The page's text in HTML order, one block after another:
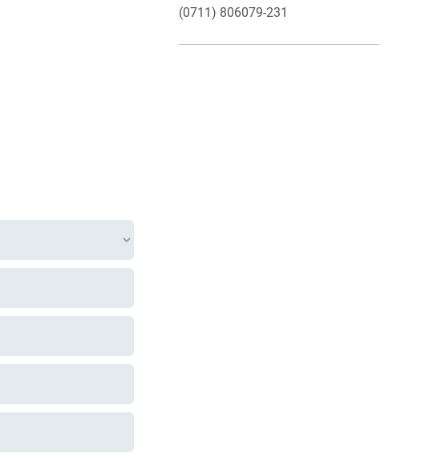
(0711) 806079-231